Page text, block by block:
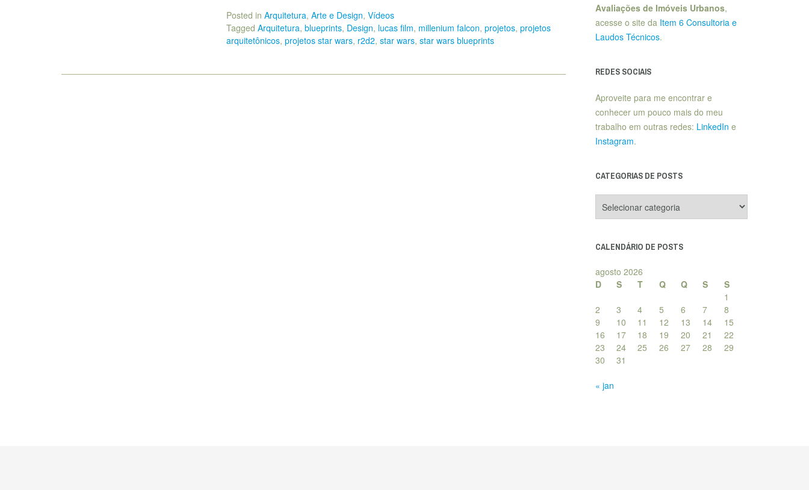
Posted in Arquitetura, Arte e Design, Vídeos
Tagged Arquitetura, blueprints, Design, lucas film, millenium falcon, projetos, projetos
arquitetônicos, projetos star wars, r2d2, star wars, star wars blueprints
Avaliações de Imóveis Urbanos,
acesse o site da Item 6 Consultoria e
Laudos Técnicos.
REDES SOCIAIS
Aproveite para me encontrar e
conhecer um pouco mais do meu
trabalho em outras redes: LinkedIn e
Instagram.
CATEGORIAS DE POSTS
de
CALENDÁRIO DE POSTS
agosto 2026
D
S T Q Q S
S
1
2
3 4 5 6 7
8
9
10 11 12 13 14
15
16
17 18 19 20 21
22
23
24 25 26 27 28
29
30
31
« jan